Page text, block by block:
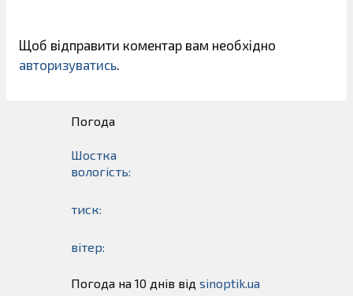
Щоб відправити коментар вам необхідно
авторизуватись
Погода
Шостка
вологість:
тиск:
вітер:
Погода на 10 днів від sinoptik.ua